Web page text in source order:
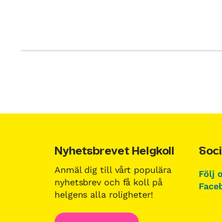
Nyhetsbrevet Helgkoll
Anmäl dig till vårt populära
nyhetsbrev och få koll på
helgens alla roligheter!
Följ